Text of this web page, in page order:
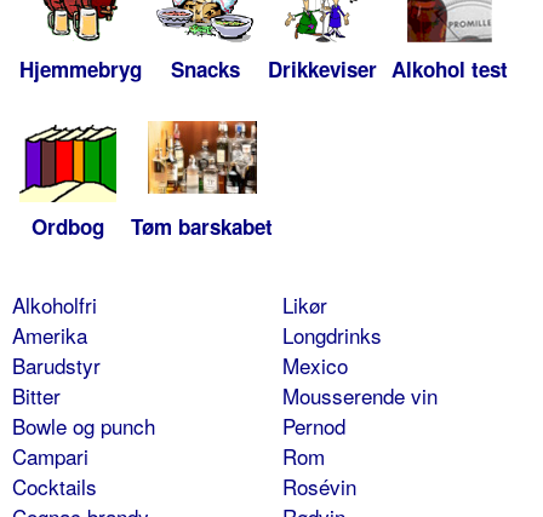
Hjemmebryg Snacks Drikkeviser Alkohol test
Ordbog Tøm barskabet
Alkoholfri
Amerika
Barudstyr
Bitter
Bowle og punch
Campari
Cocktails
Likør
Longdrinks
Mexico
Mousserende vin
Pernod
Rom
Rosévin